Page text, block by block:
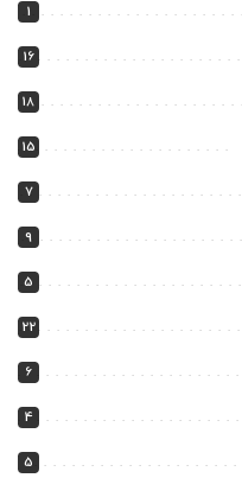
1
16
18
15
7
9
5
22
6
4
5